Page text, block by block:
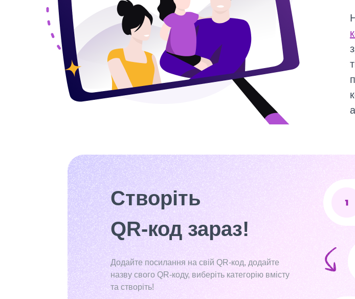
Створіть
QR-код зараз!
Додайте посилання на свій QR-код, додайте
назву свого QR-коду, виберіть категорію вмісту
та створіть!